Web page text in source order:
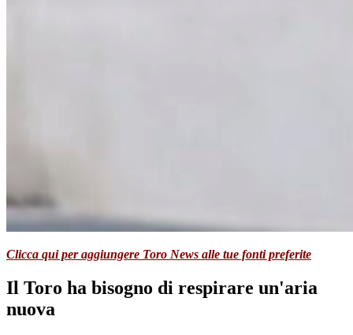
Clicca qui per aggiungere Toro News alle tue fonti preferite
Il Toro ha bisogno di respirare un'aria
nuova